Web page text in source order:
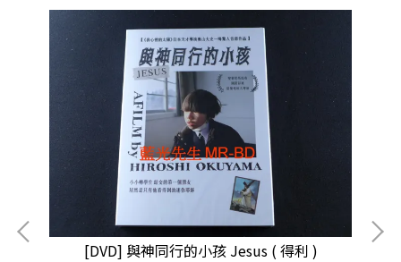
[DVD] 與神同行的小孩 Jesus ( 得利 )